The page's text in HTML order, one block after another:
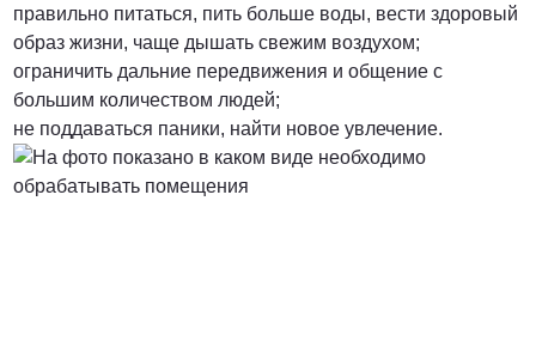
правильно питаться, пить больше воды, вести здоровый
образ жизни, чаще дышать свежим воздухом;
ограничить дальние передвижения и общение с
большим количеством людей;
не поддаваться паники, найти новое увлечение.